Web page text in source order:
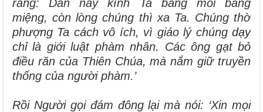
rằng: Dân này kính Ta bằng môi bằng
miệng,còn lòng chúng thì xa Ta. Chúng thờ
phượng Ta cách vô ích, vì giáo lý chúng dạy
chỉ là giới luật phàm nhân. Các ông gạt bỏ
điều răn của Thiên Chúa, mà nắm giữ truyền
thống của người phàm.’
Rồi Người gọi đám đông lại mà nói: ‘Xin mọi